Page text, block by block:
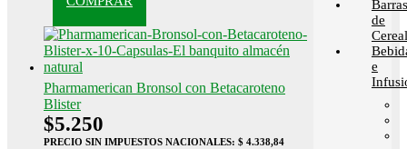
Pharmamerican Bronsol con Betacaroteno
Blister
$5.250
PRECIO SIN IMPUESTOS NACIONALES: $ 4.338,84
Barras
de
e